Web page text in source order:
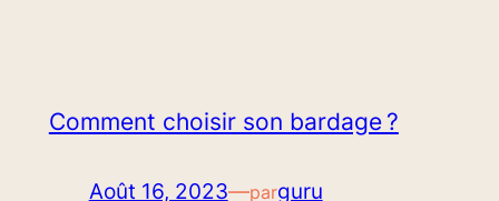
Comment choisir son bardage ?
Août 16, 2023—parguru